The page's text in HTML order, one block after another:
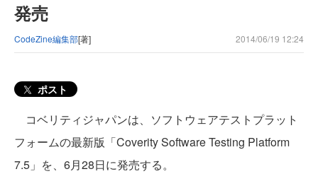
発売
CodeZine編集部[著] 2014/06/19 12:24
ポスト
コベリティジャパンは、ソフトウェアテストプラット
フォームの最新版「Coverity Software Testing Platform
7.5」を、6月28日に発売する。